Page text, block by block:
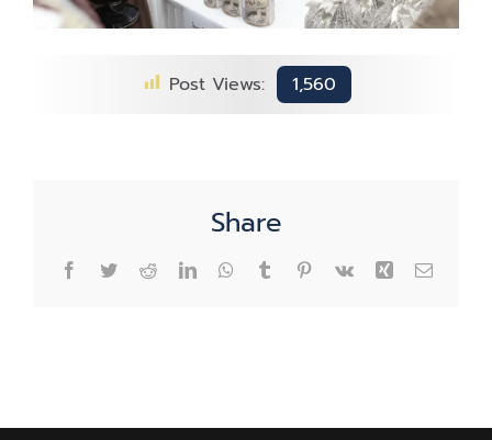
Post Views: 1,560
Share
Facebook
TwitterRedditLinkedInWhatsApp
TumblrPinterest
Vk Xing Email